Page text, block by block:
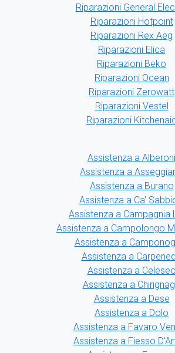
Riparazioni General
Riparazioni Hotpoint
Riparazioni Rex Aeg
Riparazioni Elica
Riparazioni Beko
Riparazioni Ocean
Riparazioni Zerowatt
Riparazioni Vestel
Riparazioni
Assistenza a Alberoni
Assistenza a
Assistenza a Burano
Assistenza a Ca'
Assistenza a Campagnia
Assistenza a Campolongo
Assistenza a
Assistenza a
Assistenza a Celeseo
Assistenza a
Assistenza a Dese
Assistenza a Dolo
Assistenza a Favaro
Assistenza a Fiesso